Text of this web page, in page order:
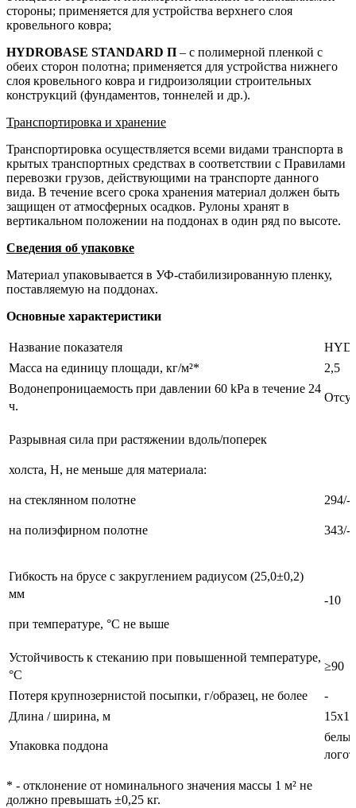
стороны; применяется для устройства верхнего слоя
кровельного ковра;
HYDROBASE STANDARD П – с полимерной пленкой с
обеих сторон полотна; применяется для устройства нижнего
слоя кровельного ковра и гидроизоляции строительных
конструкций (фундаментов, тоннелей и др.).
Транспортировка и хранение
Транспортировка осуществляется всеми видами транспорта в
крытых транспортных средствах в соответствии с Правилами
перевозки грузов, действующими на транспорте данного
вида. В течение всего срока хранения материал должен быть
защищен от атмосферных осадков. Рулоны хранят в
вертикальном положении на поддонах в один ряд по высоте.
Сведения об упаковке
Материал упаковывается в УФ-стабилизированную пленку,
поставляемую на поддонах.
Основные характеристики
Название показателя
Масса на единицу площади, кг/м²*
2,5
Водонепроницаемость при давлении 60 kPa в течение 24
ч.
Разрывная сила при растяжении вдоль/поперек
холста, Н, не меньше для материала:
на стеклянном полотне
на полиэфирном полотне
294/-
343/-
Гибкость на брусе с закруглением радиусом (25,0±0,2)
мм
при температуре, °С не выше
-10
Устойчивость к стеканию при повышенной температуре,
°С
≥90
Потеря крупнозернистой посыпки, г/образец, не более
-
Длина / ширина, м
15х1
Упаковка поддона
* - отклонение от номинального значения массы 1 м² не
должно превышать ±0,25 кг.